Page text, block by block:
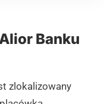
Banku
zlokalizowany